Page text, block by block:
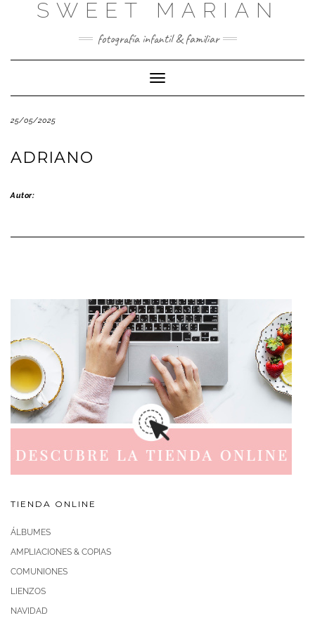
SWEET MARIAN
fotografía infantil & familiar
Cambiar
modo
25/05/2025
ADRIANO
Autor:
TIENDA ONLINE
ÁLBUMES
AMPLIACIONES & COPIAS
COMUNIONES
LIENZOS
NAVIDAD